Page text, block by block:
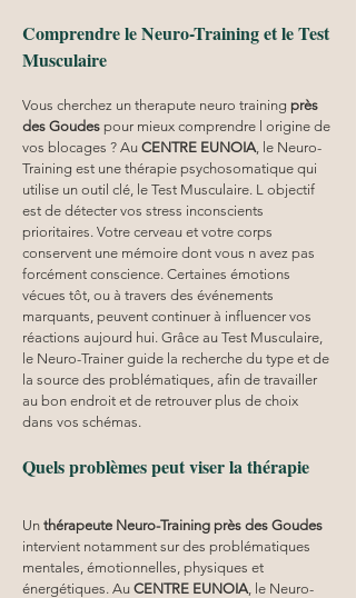
Comprendre le Neuro-Training et le Test
Musculaire
Vous cherchez un therapute neuro training près
des Goudes pour mieux comprendre l origine de
vos blocages ? Au CENTRE EUNOIA , le Neuro-
Training est une thérapie psychosomatique qui
utilise un outil clé, le Test Musculaire. L objectif
est de détecter vos stress inconscients
prioritaires. Votre cerveau et votre corps
conservent une mémoire dont vous n avez pas
forcément conscience. Certaines émotions
vécues tôt, ou à travers des événements
marquants, peuvent continuer à influencer vos
réactions aujourd hui. Grâce au Test Musculaire,
le Neuro-Trainer guide la recherche du type et de
la source des problématiques, afin de travailler
au bon endroit et de retrouver plus de choix
dans vos schémas.
Quels problèmes peut viser la thérapie
Un thérapeute Neuro-Training près des Goudes
intervient notamment sur des problématiques
mentales, émotionnelles, physiques et
énergétiques. Au CENTRE EUNOIA , le Neuro-